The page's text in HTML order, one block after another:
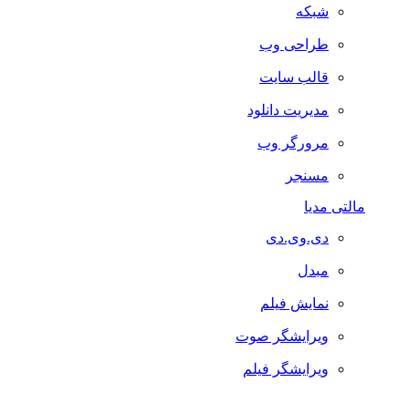
شبکه
طراحی وب
قالب سایت
مدیریت دانلود
مرورگر وب
مسنجر
مالتی مدیا
دی.وی.دی
مبدل
نمایش فیلم
ویرایشگر صوت
ویرایشگر فیلم